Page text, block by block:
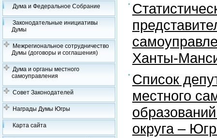
Дума и Федеральное Собрание
Законодательные инициативы
Думы
Межрегиональное сотрудничество
Думы (договоры и соглашения)
Дума и органы местного
самоуправления
Совет Законодателей
Награды Думы Югры
Карта сайта
Ханты-
Список
местного
округа –